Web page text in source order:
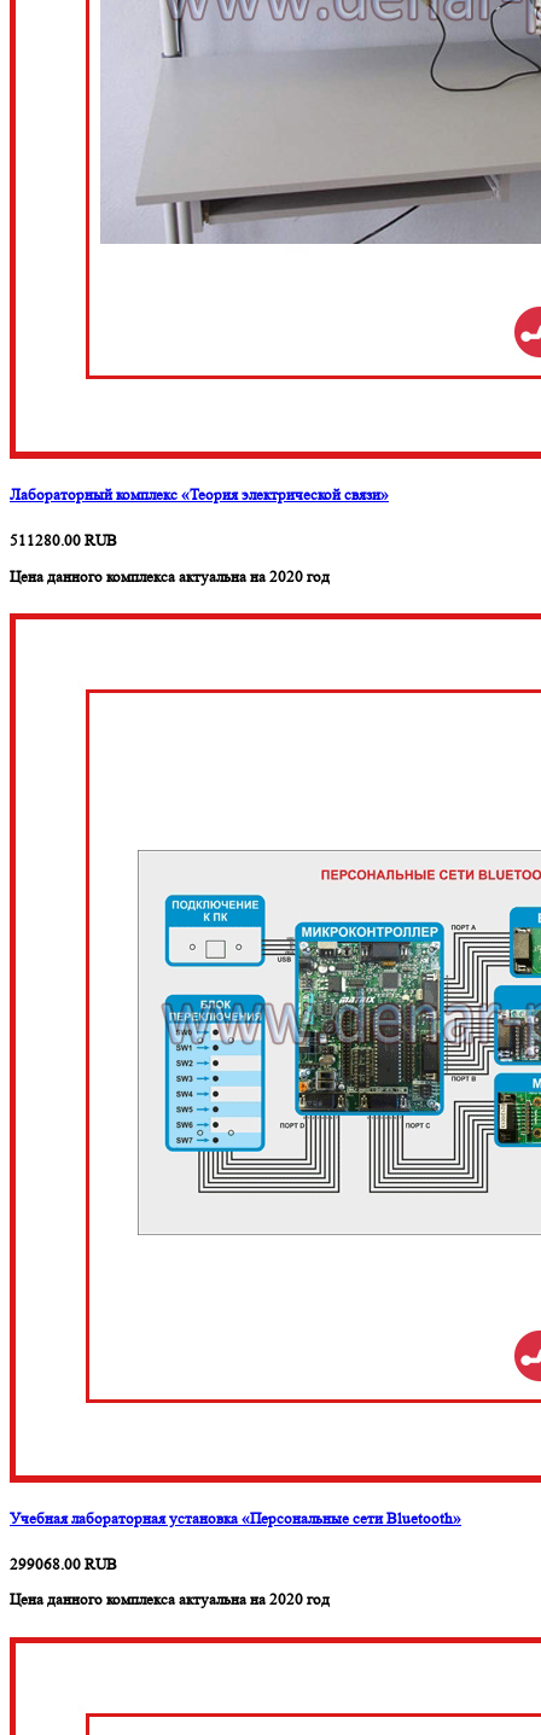
Лабораторный комплекс «Теория электрической связи»
511280.00 RUB
Цена данного комплекса актуальна на 2020 год
Учебная лабораторная установка «Персональные сети Bluetooth»
299068.00 RUB
Цена данного комплекса актуальна на 2020 год